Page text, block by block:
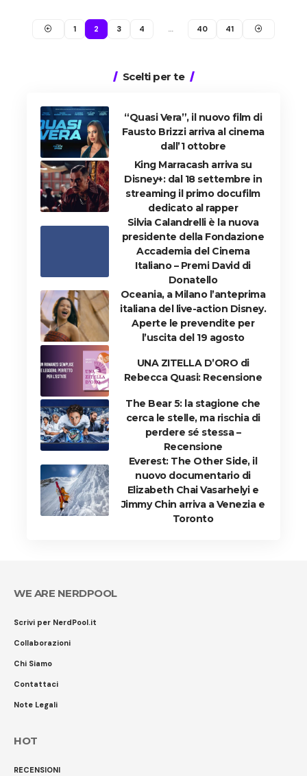
1 2 3 4 … 40 41
Scelti per te
“Quasi Vera”, il nuovo film di
Fausto Brizzi arriva al cinema
dall’1 ottobre
King Marracash arriva su
Disney+: dal 18 settembre in
streaming il primo docufilm
dedicato al rapper
Silvia Calandrelli è la nuova
presidente della Fondazione
Accademia del Cinema
Italiano – Premi David di
Donatello
Oceania, a Milano l’anteprima
italiana del live-action Disney.
Aperte le prevendite per
l’uscita del 19 agosto
UNA ZITELLA D’ORO di
Rebecca Quasi: Recensione
The Bear 5: la stagione che
cerca le stelle, ma rischia di
perdere sé stessa –
Recensione
Everest: The Other Side, il
nuovo documentario di
Elizabeth Chai Vasarhelyi e
Jimmy Chin arriva a Venezia e
Toronto
WE ARE NERDPOOL
Scrivi per NerdPool.it
Collaborazioni
Chi Siamo
Contattaci
Note Legali
HOT
RECENSIONI